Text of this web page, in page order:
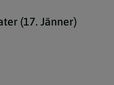
(17. Jänner)